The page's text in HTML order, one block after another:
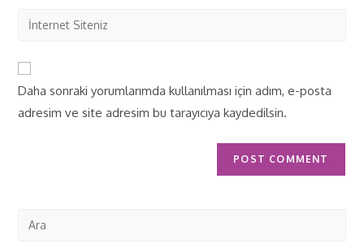
Daha sonraki yorumlarımda kullanılması için adım, e-posta
adresim ve site adresim bu tarayıcıya kaydedilsin.